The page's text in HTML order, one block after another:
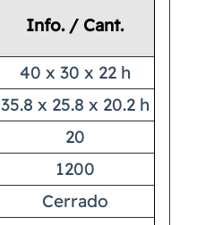
Info. / Cant.
40 x 30 x 22 h
35.8 x 25.8 x 20.2 h
20
1200
Cerrado